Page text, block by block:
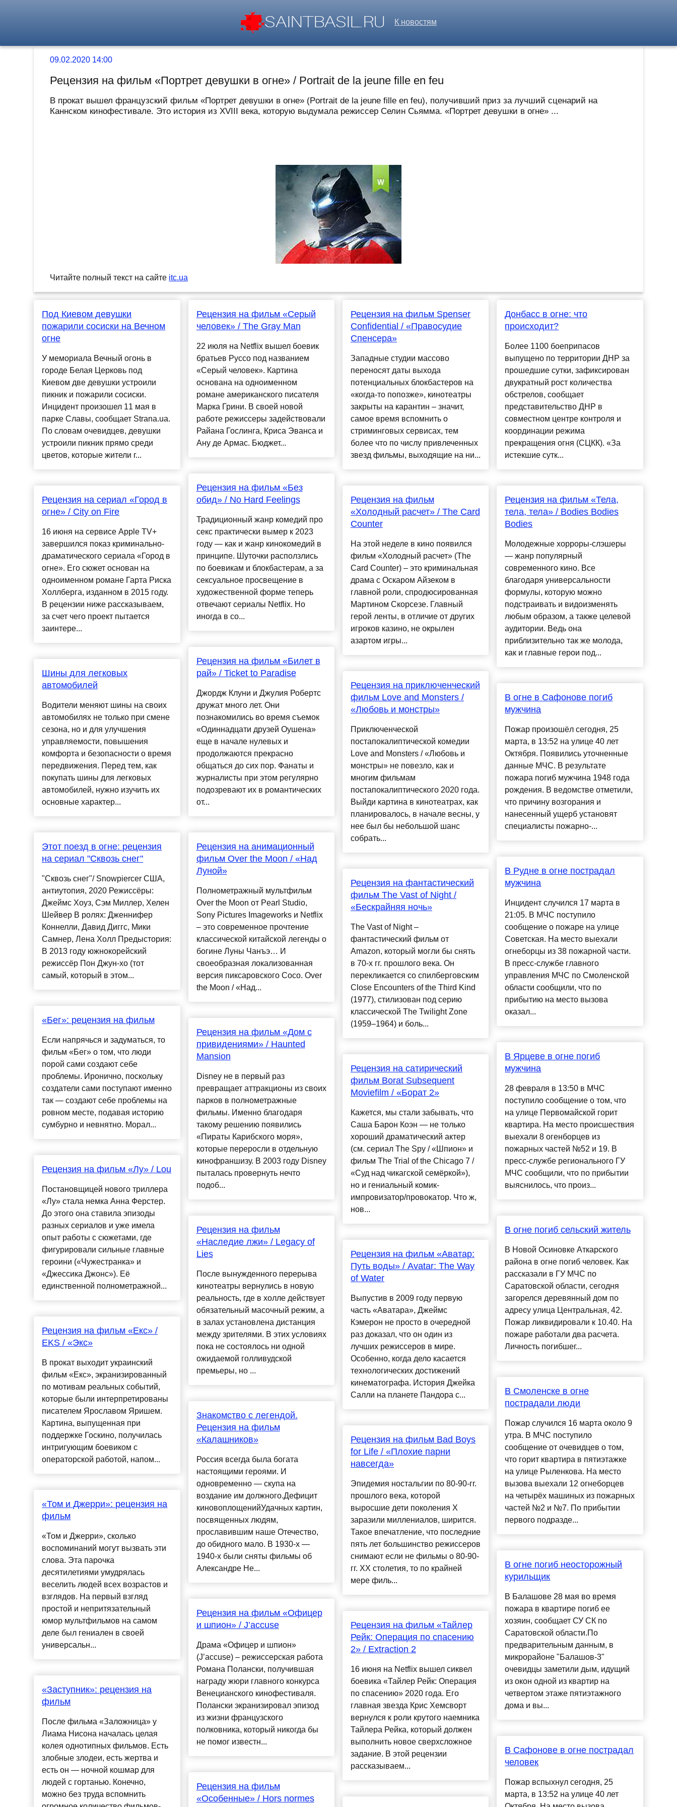
К новостям
09.02.2020 14:00
Рецензия на фильм «Портрет девушки в огне» / Portrait de la jeune fille en feu
В прокат вышел французский фильм «Портрет девушки в огне» (Portrait de la jeune fille en feu), получивший приз за лучший сценарий на
Каннском кинофестивале. Это история из XVIII века, которую выдумала режиссер Селин Сьямма. «Портрет девушки в огне» ...
Читайте полный текст на сайте itc.ua
Под Киевом девушки
пожарили сосиски на Вечном
огне
У мемориала Вечный огонь в
городе Белая Церковь под
Киевом две девушки устроили
пикник и пожарили сосиски.
Инцидент произошел 11 мая в
парке Славы, сообщает Strana.ua.
По словам очевидцев, девушки
устроили пикник прямо среди
цветов, которые жители г...
Рецензия на сериал «Город в
огне» / City on Fire
16 июня на сервисе Apple TV+
завершился показ криминально-
драматического сериала «Город в
огне». Его сюжет основан на
одноименном романе Гарта Риска
Холлберга, изданном в 2015 году.
В рецензии ниже рассказываем,
за счет чего проект пытается
заинтере...
Шины для легковых
автомобилей
Водители меняют шины на своих
автомобилях не только при смене
сезона, но и для улучшения
управляемости, повышения
комфорта и безопасности о время
передвижения. Перед тем, как
покупать шины для легковых
автомобилей, нужно изучить их
основные характер...
Этот поезд в огне: рецензия
на сериал "Сквозь снег"
"Сквозь снег"/ Snowpiercer США,
антиутопия, 2020 Режиссёры:
Джеймс Хоуз, Сэм Миллер, Хелен
Шейвер В ролях: Дженнифер
Коннелли, Давид Диггс, Мики
Самнер, Лена Холл Предыстория:
В 2013 году южнокорейский
режиссёр Пон Джун-хо (тот
самый, который в этом...
«Бег»: рецензия на фильм
Если напрячься и задуматься, то
фильм «Бег» о том, что люди
порой сами создают себе
проблемы. Иронично, поскольку
создатели сами поступают именно
так — создают себе проблемы на
ровном месте, подавая историю
сумбурно и невнятно. Морал...
Рецензия на фильм «Лу» / Lou
Постановщицей нового триллера
«Лу» стала немка Анна Ферстер.
До этого она ставила эпизоды
разных сериалов и уже имела
опыт работы с сюжетами, где
фигурировали сильные главные
героини («Чужестранка» и
«Джессика Джонс»). Её
единственной полнометражной...
Рецензия на фильм «Екс» /
EKS / «Экс»
В прокат выходит украинский
фильм «Екс», экранизированный
по мотивам реальных событий,
которые были интерпретированы
писателем Ярославом Яришем.
Картина, выпущенная при
поддержке Госкино, получилась
интригующим боевиком с
операторской работой, напом...
«Том и Джерри»: рецензия на
фильм
«Том и Джерри», сколько
воспоминаний могут вызвать эти
слова. Эта парочка
десятилетиями умудрялась
веселить людей всех возрастов и
взглядов. На первый взгляд
простой и непритязательный
юмор мультфильмов на самом
деле был гениален в своей
универсальн...
«Заступник»: рецензия на
фильм
После фильма «Заложница» у
Лиама Нисона началась целая
колея однотипных фильмов. Есть
злобные злодеи, есть жертва и
есть он — ночной кошмар для
людей с гортанью. Конечно,
можно без труда вспомнить
Рецензия на фильм «Серый
человек» / The Gray Man
22 июля на Netflix вышел боевик
братьев Руссо под названием
«Серый человек». Картина
основана на одноименном
романе американского писателя
Марка Грини. В своей новой
работе режиссеры задействовали
Райана Гослинга, Криса Эванса и
Ану де Армас. Бюджет...
Рецензия на фильм «Без
обид» / No Hard Feelings
Традиционный жанр комедий про
секс практически вымер к 2023
году — как и жанр кинокомедий в
принципе. Шуточки расползлись
по боевикам и блокбастерам, а за
сексуальное просвещение в
художественной форме теперь
отвечают сериалы Netflix. Но
иногда в со...
Рецензия на фильм «Билет в
рай» / Ticket to Paradise
Джордж Клуни и Джулия Робертс
дружат много лет. Они
познакомились во время съемок
«Одиннадцати друзей Оушена»
еще в начале нулевых и
продолжаются прекрасно
общаться до сих пор. Фанаты и
журналисты при этом регулярно
подозревают их в романтических
от...
Рецензия на анимационный
фильм Over the Moon / «Над
Луной»
Полнометражный мультфильм
Over the Moon от Pearl Studio,
Sony Pictures Imageworks и Netflix
– это современное прочтение
классической китайской легенды о
богине Луны Чанъэ… И
своеобразная локализованная
версия пиксаровского Coco. Over
the Moon / «Над...
Рецензия на фильм «Дом с
привидениями» / Haunted
Mansion
Disney не в первый раз
превращает аттракционы из своих
парков в полнометражные
фильмы. Именно благодаря
такому решению появились
«Пираты Карибского моря»,
которые переросли в отдельную
кинофраншизу. В 2003 году Disney
пыталась провернуть нечто
подоб...
Рецензия на фильм
«Наследие лжи» / Legacy of
Lies
После вынужденного перерыва
кинотеатры вернулись в новую
реальность, где в холле действует
обязательный масочный режим, а
в залах установлена дистанция
между зрителями. В этих условиях
пока не состоялось ни одной
ожидаемой голливудской
премьеры, но ...
Знакомство с легендой.
Рецензия на фильм
«Калашников»
Россия всегда была богата
настоящими героями. И
одновременно — скупа на
воздание им должного.Дефицит
киновоплощенийУдачных картин,
посвященных людям,
прославившим наше Отечество,
до обидного мало. В 1930-х —
1940-х были сняты фильмы об
Александре Не...
Рецензия на фильм «Офицер
и шпион» / J’accuse
Драма «Офицер и шпион»
(J’accuse) – режиссерская работа
Романа Полански, получившая
награду жюри главного конкурса
Венецианского кинофестиваля.
Полански экранизировал эпизод
из жизни французского
полковника, который никогда бы
не помог известн...
Рецензия на фильм
«Особенные» / Hors normes
Рецензия на фильм Spenser
Confidential / «Правосудие
Спенсера»
Западные студии массово
переносят даты выхода
потенциальных блокбастеров на
«когда-то попозже», кинотеатры
закрыты на карантин – значит,
самое время вспомнить о
стриминговых сервисах, тем
более что по числу привлеченных
звезд фильмы, выходящие на ни...
Рецензия на фильм
«Холодный расчет» / The Card
Counter
На этой неделе в кино появился
фильм «Холодный расчет» (The
Card Counter) – это криминальная
драма с Оскаром Айзеком в
главной роли, спродюсированная
Мартином Скорсезе. Главный
герой ленты, в отличие от других
игроков казино, не окрылен
азартом игры...
Рецензия на приключенческий
фильм Love and Monsters /
«Любовь и монстры»
Приключенческой
постапокалиптической комедии
Love and Monsters / «Любовь и
монстры» не повезло, как и
многим фильмам
постапокалиптического 2020 года.
Выйди картина в кинотеатрах, как
планировалось, в начале весны, у
нее был бы небольшой шанс
собрать...
Рецензия на фантастический
фильм The Vast of Night /
«Бескрайняя ночь»
The Vast of Night –
фантастический фильм от
Amazon, который могли бы снять
в 70-х гг. прошлого века. Он
перекликается со спилберговским
Close Encounters of the Third Kind
(1977), стилизован под серию
классической The Twilight Zone
(1959–1964) и боль...
Рецензия на сатирический
фильм Borat Subsequent
Moviefilm / «Борат 2»
Кажется, мы стали забывать, что
Саша Барон Коэн — не только
хороший драматический актер
(см. сериал The Spy / «Шпион» и
фильм The Trial of the Chicago 7 /
«Суд над чикагской семёркой»),
но и гениальный комик-
импровизатор/провокатор. Что ж,
нов...
Рецензия на фильм «Аватар:
Путь воды» / Avatar: The Way
of Water
Выпустив в 2009 году первую
часть «Аватара», Джеймс
Кэмерон не просто в очередной
раз доказал, что он один из
лучших режиссеров в мире.
Особенно, когда дело касается
технологических достижений
кинематографа. История Джейка
Салли на планете Пандора с...
Рецензия на фильм Bad Boys
for Life / «Плохие парни
навсегда»
Эпидемия ностальгии по 80-90-гг.
прошлого века, которой
выросшие дети поколения X
заразили миллениалов, ширится.
Такое впечатление, что последние
пять лет большинство режиссеров
снимают если не фильмы о 80-90-
гг. XX столетия, то по крайней
мере филь...
Рецензия на фильм «Тайлер
Рейк: Операция по спасению
2» / Extraction 2
16 июня на Netflix вышел сиквел
боевика «Тайлер Рейк: Операция
по спасению» 2020 года. Его
главная звезда Крис Хемсворт
вернулся к роли крутого наемника
Тайлера Рейка, который должен
выполнить новое сверхсложное
задание. В этой рецензии
рассказываем...
Донбасс в огне: что
происходит?
Более 1100 боеприпасов
выпущено по территории ДНР за
прошедшие сутки, зафиксирован
двукратный рост количества
обстрелов, сообщает
представительство ДНР в
совместном центре контроля и
координации режима
прекращения огня (СЦКК). «За
истекшие сутк...
Рецензия на фильм «Тела,
тела, тела» / Bodies Bodies
Bodies
Молодежные хорроры-слэшеры
— жанр популярный
современного кино. Все
благодаря универсальности
формулы, которую можно
подстраивать и видоизменять
любым образом, а также целевой
аудитории. Ведь она
приблизительно так же молода,
как и главные герои под...
В огне в Сафонове погиб
мужчина
Пожар произошёл сегодня, 25
марта, в 13:52 на улице 40 лет
Октября. Появились уточненные
данные МЧС. В результате
пожара погиб мужчина 1948 года
рождения. В ведомстве отметили,
что причину возгорания и
нанесенный ущерб установят
специалисты пожарно-...
В Рудне в огне пострадал
мужчина
Инцидент случился 17 марта в
21:05. В МЧС поступило
сообщение о пожаре на улице
Советская. На место выехали
огнеборцы из 38 пожарной части.
В пресс-службе главного
управления МЧС по Смоленской
области сообщили, что по
прибытию на место вызова
оказал...
В Ярцеве в огне погиб
мужчина
28 февраля в 13:50 в МЧС
поступило сообщение о том, что
на улице Первомайской горит
квартира. На место происшествия
выехали 8 огенборцев из
пожарных частей №52 и 19. В
пресс-службе регионального ГУ
МЧС сообщили, что по прибытии
выяснилось, что произ...
В огне погиб сельский житель
В Новой Осиновке Аткарского
района в огне погиб человек. Как
рассказали в ГУ МЧС по
Саратовской области, сегодня
загорелся деревянный дом по
адресу улица Центральная, 42.
Пожар ликвидировали к 10.40. На
пожаре работали два расчета.
Личность погибшег...
В Смоленске в огне
пострадали люди
Пожар случился 16 марта около 9
утра. В МЧС поступило
сообщение от очевидцев о том,
что горит квартира в пятиэтажке
на улице Рыленкова. На место
вызова выехали 12 огнеборцев
на четырёх машиных из пожарных
частей №2 и №7. По прибытии
первого подразде...
В огне погиб неосторожный
курильщик
В Балашове 28 мая во время
пожара в квартире погиб ее
хозяин, сообщает СУ СК по
Саратовской области.По
предварительным данным, в
микрорайоне "Балашов-3"
очевидцы заметили дым, идущий
из окон одной из квартир на
четвертом этаже пятиэтажного
дома и вы...
В Сафонове в огне пострадал
человек
Пожар вспыхнул сегодня, 25
марта, в 13:52 на улице 40 лет